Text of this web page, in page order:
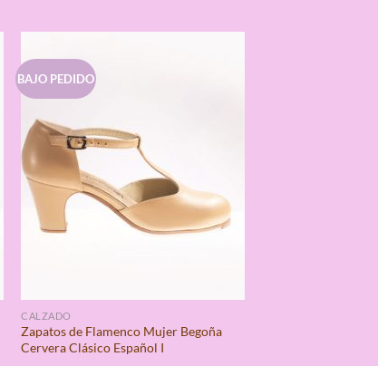
BAJO PEDIDO
CALZADO
Zapatos de Flamenco Mujer Begoña
Cervera Clásico Español I